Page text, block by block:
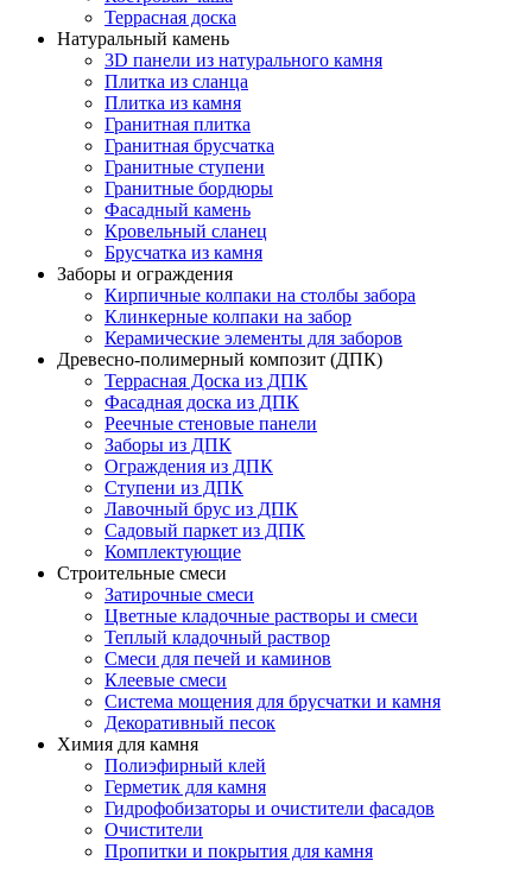
Террасная доска
Натуральный камень
3D панели из натурального камня
Плитка из сланца
Плитка из камня
Гранитная плитка
Гранитная брусчатка
Гранитные ступени
Гранитные бордюры
Фасадный камень
Кровельный сланец
Брусчатка из камня
Заборы и ограждения
Кирпичные колпаки на столбы забора
Клинкерные колпаки на забор
Керамические элементы для заборов
Древесно-полимерный композит (ДПК)
Террасная Доска из ДПК
Фасадная доска из ДПК
Реечные стеновые панели
Заборы из ДПК
Ограждения из ДПК
Ступени из ДПК
Лавочный брус из ДПК
Садовый паркет из ДПК
Комплектующие
Строительные смеси
Затирочные смеси
Цветные кладочные растворы и смеси
Теплый кладочный раствор
Смеси для печей и каминов
Клеевые смеси
Система мощения для брусчатки и камня
Декоративный песок
Химия для камня
Полиэфирный клей
Герметик для камня
Гидрофобизаторы и очистители фасадов
Очистители
Пропитки и покрытия для камня